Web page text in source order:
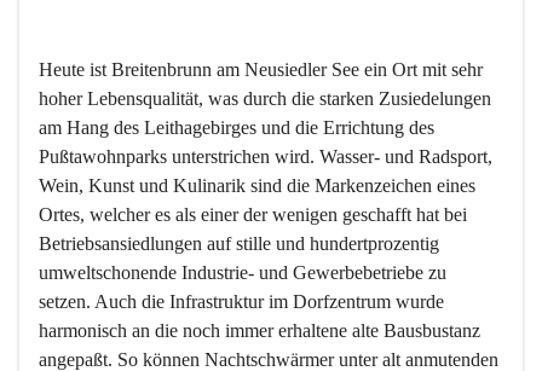
Heute ist Breitenbrunn am Neusiedler See ein Ort mit sehr
hoher Lebensqualität, was durch die starken Zusiedelungen
am Hang des Leithagebirges und die Errichtung des
Pußtawohnparks unterstrichen wird. Wasser- und Radsport,
Wein, Kunst und Kulinarik sind die Markenzeichen eines
Ortes, welcher es als einer der wenigen geschafft hat bei
Betriebsansiedlungen auf stille und hundertprozentig
umweltschonende Industrie- und Gewerbebetriebe zu
setzen. Auch die Infrastruktur im Dorfzentrum wurde
harmonisch an die noch immer erhaltene alte Bausbustanz
angepaßt. So können Nachtschwärmer unter alt anmutenden